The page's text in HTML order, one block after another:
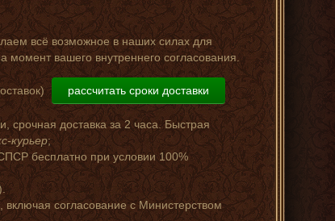
всё возможное в наших силах для
вашего внутреннего согласования.
рассчитать сроки доставки
срочная доставка за 2 часа. Быстрая
курьер;
бесплатно при условии 100%
согласование с Министерством